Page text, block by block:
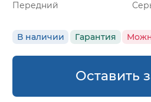
Передний
В наличии Гарантия
Оставить